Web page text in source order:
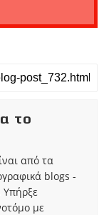
το
από τα
blogs -
Υπήρξε
με